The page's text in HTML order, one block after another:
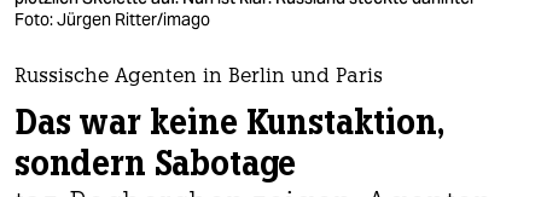
wahrheit
verlag
Foto: Jürgen Ritter/imago
Russische Agenten in Berlin und Paris
Das war keine Kunstaktion,
sondern Sabotage